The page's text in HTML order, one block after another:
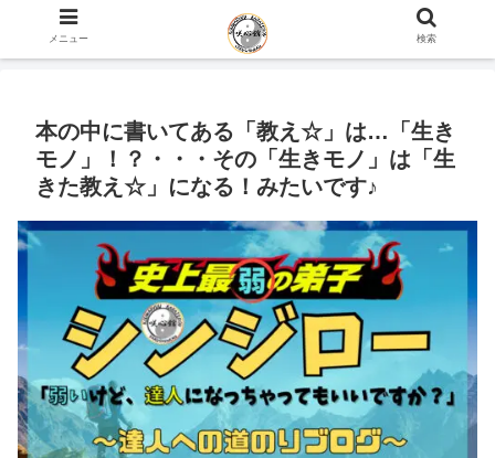
ホーム 史上最弱の弟子のブログ
本の中に書いてある「教え☆」は…「生き
モノ」！？・・・その「生きモノ」は「生
きた教え☆」になる！みたいです♪
メニュー 検索